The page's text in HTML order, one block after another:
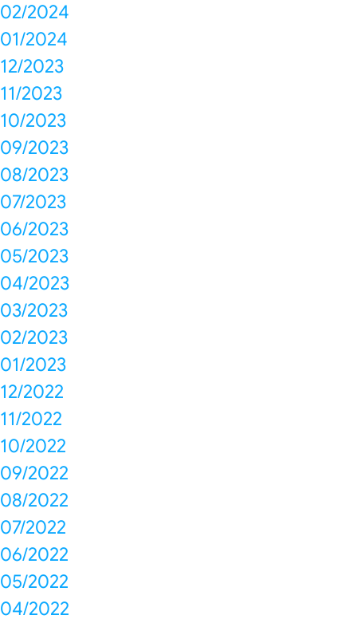
02/2024
01/2024
12/2023
11/2023
10/2023
09/2023
08/2023
07/2023
06/2023
05/2023
04/2023
03/2023
02/2023
01/2023
12/2022
11/2022
10/2022
09/2022
08/2022
07/2022
06/2022
05/2022
04/2022